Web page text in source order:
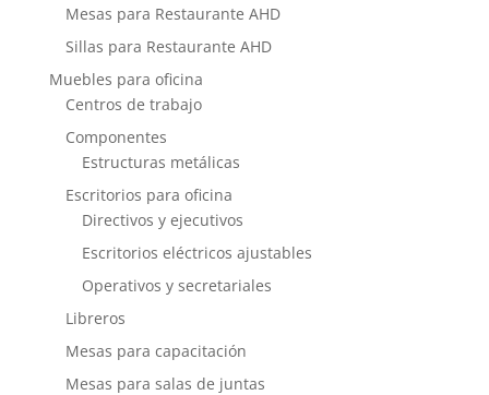
Mesas para Restaurante AHD
Sillas para Restaurante AHD
Muebles para oficina
Centros de trabajo
Componentes
Estructuras metálicas
Escritorios para oficina
Directivos y ejecutivos
Escritorios eléctricos ajustables
Operativos y secretariales
Libreros
Mesas para capacitación
Mesas para salas de juntas